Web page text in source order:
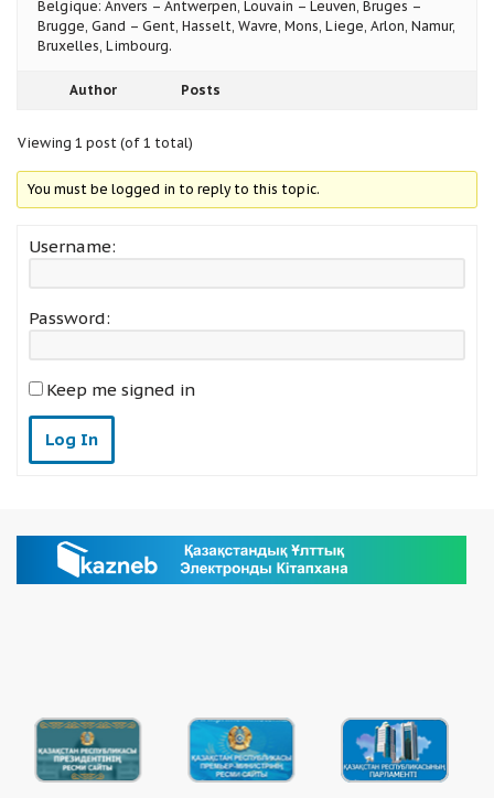
Belgique: Anvers – Antwerpen, Louvain – Leuven, Bruges –
Brugge, Gand – Gent, Hasselt, Wavre, Mons, Liege, Arlon, Namur,
Bruxelles, Limbourg.
Author Posts
Viewing 1 post (of 1 total)
You must be logged in to reply to this topic.
Username:
Password:
Keep me signed in
Log In